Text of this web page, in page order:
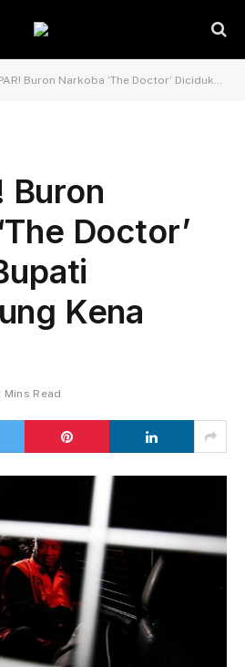
Buron Narkoba ‘The Doctor’ Diciduk, Bupati Tulungagung Kena OTT!
Buron
Doctor’
Kena
Mins Read